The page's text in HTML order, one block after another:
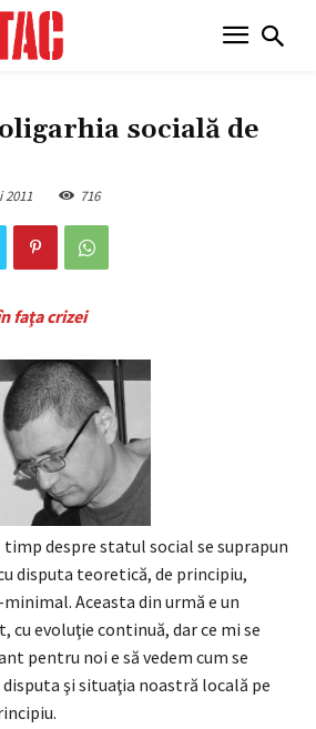
socială de
2011 716
faţa crizei
despre statul social se suprapun
disputa teoretică, de principiu,
Aceasta din urmă e un
cu evoluţie continuă, dar ce mi se
pentru noi e să vedem cum se
şi situaţia noastră locală pe